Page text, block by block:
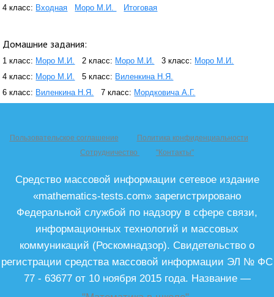
4 класс: Входная Моро М.И. Итоговая
Домашние задания:
1 класс: Моро М.И. 2 класс: Моро М.И. 3 класс: Моро М.И.
4 класс: Моро М.И. 5 класс: Виленкина Н.Я.
6 класс: Виленкина Н.Я. 7 класс: Мордковича А.Г.
Пользовательское соглашение
Политика конфиденциальности
Сотрудничество
"Контакты"
Средство массовой информации сетевое издание
«mathematics-tests.com» зарегистрировано
Федеральной службой по надзору в сфере связи,
информационных технологий и массовых
коммуникаций (Роскомнадзор). Свидетельство о
регистрации средства массовой информации ЭЛ № ФС
77 - 63677 от 10 ноября 2015 года. Название —